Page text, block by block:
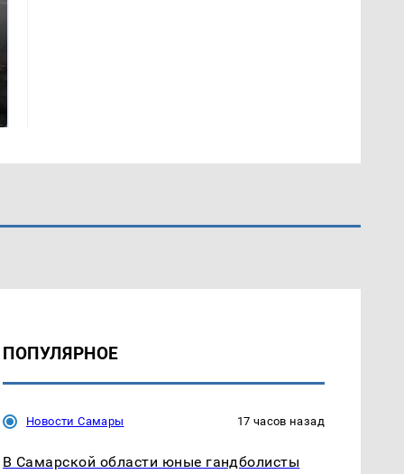
ПОПУЛЯРНОЕ
Новости Самары 17 часов назад
В Самарской области юные гандболисты